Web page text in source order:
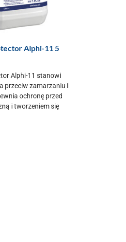
Alphi-11 5
Alphi-11 stanowi
przeciw zamarzaniu i
ochronę przed
i tworzeniem się